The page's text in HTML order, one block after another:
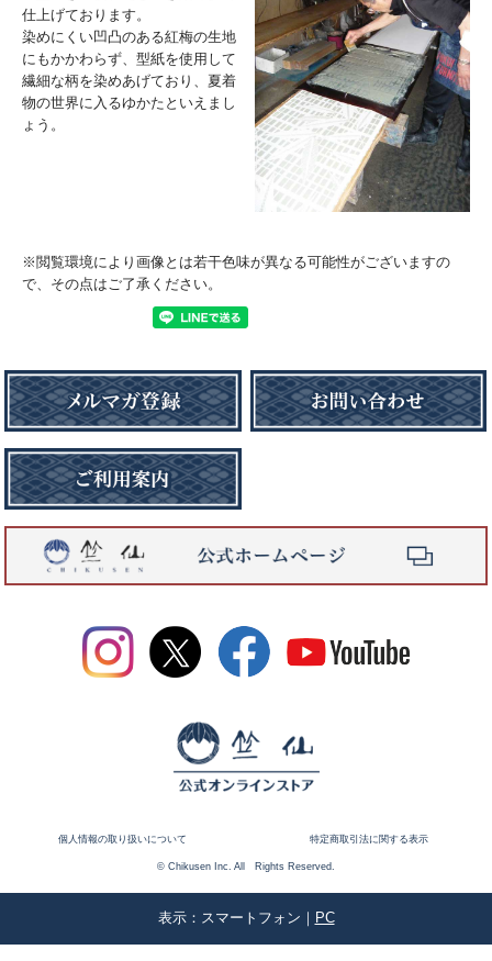
仕上げております。
染めにくい凹凸のある紅梅の生地
にもかかわらず、型紙を使用して
繊細な柄を染めあげており、夏着
物の世界に入るゆかたといえまし
ょう。
※閲覧環境により画像とは若干色味が異なる可能性がございますの
で、その点はご了承ください。
個人情報の取り扱いについて 特定商取引法に関する表示
© Chikusen Inc. All Rights Reserved.
表示：スマートフォン｜ PC